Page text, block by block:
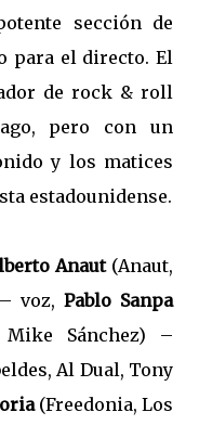
sección de
para el directo. El
de rock & roll
pero con un
y los matices
estadounidense.
Anaut(Anaut,
– voz,Pablo Sanpa
Sánchez) –
Al Dual, Tony
(Freedonia, Los